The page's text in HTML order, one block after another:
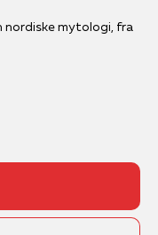
nordiske mytologi, fra